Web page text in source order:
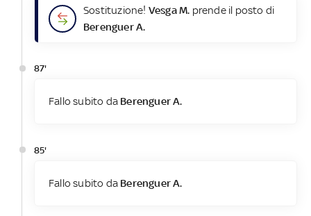
Sostituzione! Vesga M. prende il posto di
Berenguer A.
87'
Fallo subito da Berenguer A.
85'
Fallo subito da Berenguer A.